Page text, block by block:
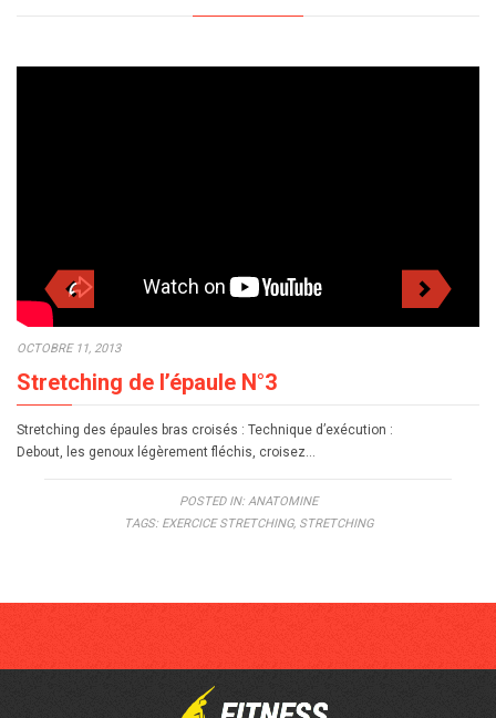
OCTOBRE 11, 2013
Stretching de l’épaule N°3
Stretching des épaules bras croisés : Technique d’exécution :
Debout, les genoux légèrement fléchis, croisez…
POSTED IN: ANATOMINE
TAGS: EXERCICE STRETCHING, STRETCHING